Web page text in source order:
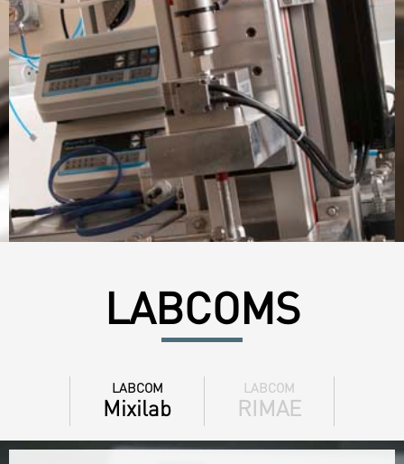
LABCOMS
LABCOM
Mixilab
LABCOM
RIMAE